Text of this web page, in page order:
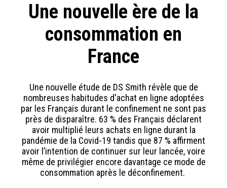
Une nouvelle ère de la
consommation en
France
Une nouvelle étude de DS Smith révèle que de
nombreuses habitudes d'achat en ligne adoptées
par les Français durant le confinement ne sont pas
près de disparaître. 63 % des Français déclarent
avoir multiplié leurs achats en ligne durant la
pandémie de la Covid-19 tandis que 87 % affirment
avoir l’intention de continuer sur leur lancée, voire
même de privilégier encore davantage ce mode de
consommation après le déconfinement.